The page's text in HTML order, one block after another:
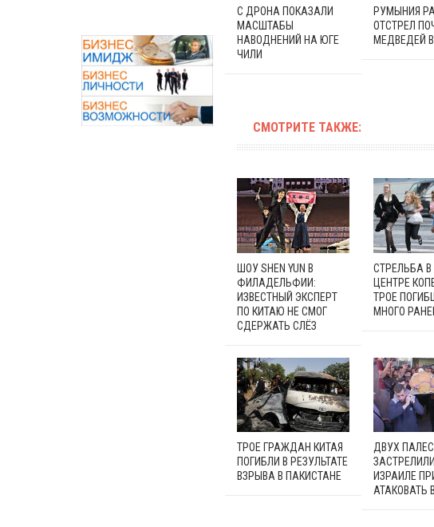
С ДРОНА ПОКАЗАЛИ
МАСШТАБЫ
НАВОДНЕНИЙ НА ЮГЕ
ЧИЛИ
РУМЫНИЯ
ОТСТРЕЛ
МЕДВЕДЕЙ
СМОТРИТЕ ТАКЖЕ:
ШОУ SHEN YUN В
ФИЛАДЕЛЬФИИ:
ИЗВЕСТНЫЙ ЭКСПЕРТ
ПО КИТАЮ НЕ СМОГ
СДЕРЖАТЬ СЛЁЗ
СТРЕЛЬБА
ЦЕНТРЕ
ТРОЕ
МНОГО
ТРОЕ ГРАЖДАН КИТАЯ
ПОГИБЛИ В РЕЗУЛЬТАТЕ
ВЗРЫВА В ПАКИСТАНЕ
ДВУХ
ИЗРАИЛЕ
АТАКОВАТЬ